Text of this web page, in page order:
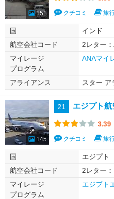
151 クチコミ 旅
国
インド
航空会社コード
2レター
マイレージ
プログラム
ANAマイ
アライアンス スター ア
145
21 エジプト航
3.39
クチコミ 旅
国
エジプト
航空会社コード
2レター
マイレージ
プログラム
エジプト